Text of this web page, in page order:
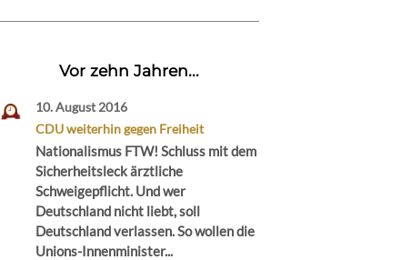
Vor zehn Jahren...
10. August 2016
CDU weiterhin gegen Freiheit
Nationalismus FTW! Schluss mit dem
Sicherheitsleck ärztliche
Schweigepflicht. Und wer
Deutschland nicht liebt, soll
Deutschland verlassen. So wollen die
Unions-Innenminister...